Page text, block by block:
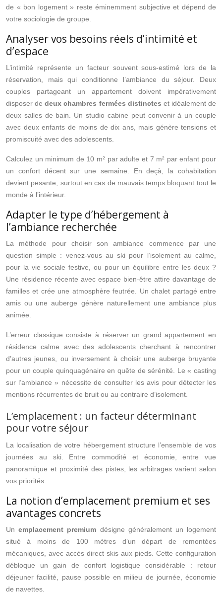
de « bon logement » reste éminemment subjective et dépend de
votre sociologie de groupe.
Analyser vos besoins réels d’intimité et
d’espace
L’intimité représente un facteur souvent sous-estimé lors de la
réservation, mais qui conditionne l’ambiance du séjour. Deux
couples partageant un appartement doivent impérativement
disposer dedeux chambres fermées distinctes et idéalement de
deux salles de bain. Un studio cabine peut convenir à un couple
avec deux enfants de moins de dix ans, mais génère tensions et
promiscuité avec des adolescents.
Calculez un minimum de 10 m² par adulte et 7 m² par enfant pour
un confort décent sur une semaine. En deçà, la cohabitation
devient pesante, surtout en cas de mauvais temps bloquant tout le
monde à l’intérieur.
Adapter le type d’hébergement à
l’ambiance recherchée
La méthode pour choisir son ambiance commence par une
question simple : venez-vous au ski pour l’isolement au calme,
pour la vie sociale festive, ou pour un équilibre entre les deux ?
Une résidence récente avec espace bien-être attire davantage de
familles et crée une atmosphère feutrée. Un chalet partagé entre
amis ou une auberge génère naturellement une ambiance plus
animée.
L’erreur classique consiste à réserver un grand appartement en
résidence calme avec des adolescents cherchant à rencontrer
d’autres jeunes, ou inversement à choisir une auberge bruyante
pour un couple quinquagénaire en quête de sérénité. Le « casting
sur l’ambiance » nécessite de consulter les avis pour détecter les
mentions récurrentes de bruit ou au contraire d’isolement.
L’emplacement : un facteur déterminant
pour votre séjour
La localisation de votre hébergement structure l’ensemble de vos
journées au ski. Entre commodité et économie, entre vue
panoramique et proximité des pistes, les arbitrages varient selon
vos priorités.
La notion d’emplacement premium et ses
avantages concrets
Unemplacement premium désigne généralement un logement
situé à moins de 100 mètres d’un départ de remontées
mécaniques, avec accès direct skis aux pieds. Cette configuration
débloque un gain de confort logistique considérable : retour
déjeuner facilité, pause possible en milieu de journée, économie
de navettes.